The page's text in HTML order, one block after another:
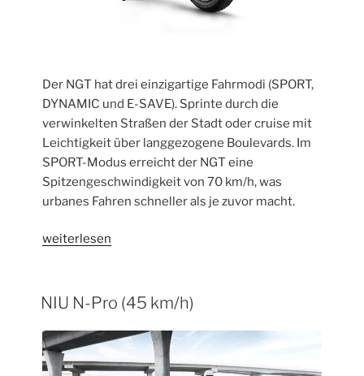
Der NGT hat drei einzigartige Fahrmodi (SPORT,
DYNAMIC und E-SAVE). Sprinte durch die
verwinkelten Straßen der Stadt oder cruise mit
Leichtigkeit über langgezogene Boulevards. Im
SPORT-Modus erreicht der NGT eine
Spitzengeschwindigkeit von 70 km/h, was
urbanes Fahren schneller als je zuvor macht.
„NIU
km/h)“
weiterlesen
NIU N-Pro (45 km/h)